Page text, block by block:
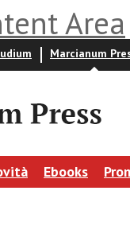
Area
Marcianum
Ebooks